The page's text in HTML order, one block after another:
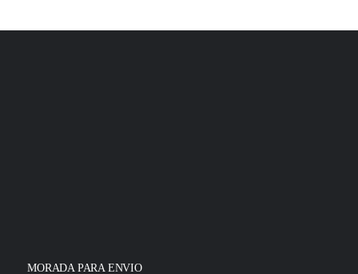
MORADA PARA ENVIO